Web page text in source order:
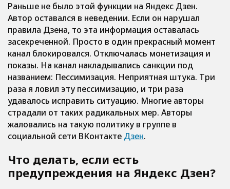
Раньше не было этой функции на Яндекс Дзен.
Автор оставался в неведении. Если он нарушал
правила Дзена, то эта информация оставалась
засекреченной. Просто в один прекрасный момент
канал блокировался. Отключалась монетизация и
показы. На канал накладывались санкции под
названием: Пессимизация. Неприятная штука. Три
раза я ловил эту пессимизацию, и три раза
удавалось исправить ситуацию. Многие авторы
страдали от таких радикальных мер. Авторы
жаловались на такую политику в группе в
социальной сети ВКонтакте Дзен.
Что делать, если есть
предупреждения на Яндекс Дзен?